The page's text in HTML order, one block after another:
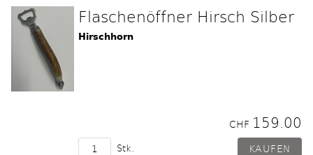
Flaschenöffner Hirsch Silber
Hirschhorn
CHF 159.00
Stk.